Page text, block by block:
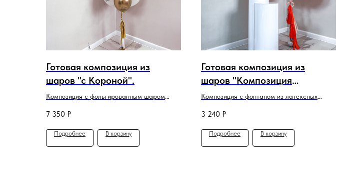
Готовая композиция из
шаров "с Короной".
Композиция с фольгированным шаром
7 350 ₽
Подробнее В корзину
Готовая композиция из
шаров "Композиция
оранжево-белая".
Композиция с фонтаном из латексных
3 240 ₽
Подробнее В корзину